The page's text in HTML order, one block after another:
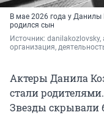
В мае 2026 года у
родился сын
Источник: danilakozlovsky,
организация,
Актеры Данила
стали
Звезды скрывали